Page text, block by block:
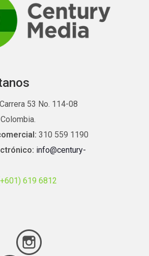
Carrera 53 No. 114-08
310 559 1190
info@century-
619 6812